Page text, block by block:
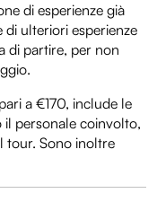
di esperienze già
di ulteriori esperienze
di partire, per non
a €170, include le
il personale coinvolto,
tour. Sono inoltre